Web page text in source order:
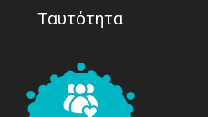
Ταυτότητα